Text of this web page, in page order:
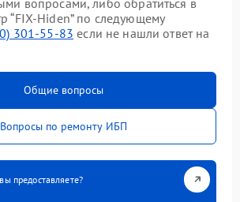
“FIX-Hiden” по следующему
301-55-83 если не нашли ответ на
Общие вопросы
Вопросы по ремонту ИБП
предоставляете?